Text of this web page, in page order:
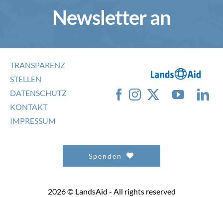
Newsletter an
TRANSPARENZ
STELLEN
DATENSCHUTZ
KONTAKT
IMPRESSUM
Spenden
2026 © LandsAid - All rights reserved